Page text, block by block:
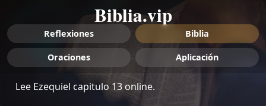
Biblia.vip
Reflexiones Biblia
Oraciones Aplicación
Lee Ezequiel capitulo 13 online.